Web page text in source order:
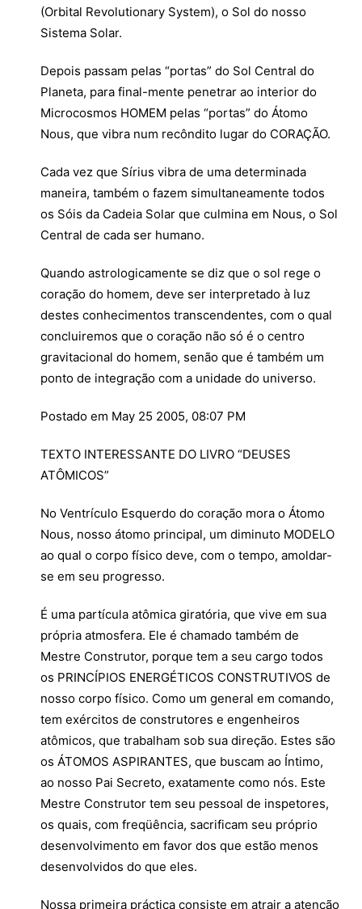
(Orbital Revolutionary System), o Sol do nosso
Sistema Solar.
Depois passam pelas “portas” do Sol Central do
Planeta, para final-mente penetrar ao interior do
Microcosmos HOMEM pelas “portas” do Átomo
Nous, que vibra num recôndito lugar do CORAÇÃO.
Cada vez que Sírius vibra de uma determinada
maneira, também o fazem simultaneamente todos
os Sóis da Cadeia Solar que culmina em Nous, o Sol
Central de cada ser humano.
Quando astrologicamente se diz que o sol rege o
coração do homem, deve ser interpretado à luz
destes conhecimentos transcendentes, com o qual
concluiremos que o coração não só é o centro
gravitacional do homem, senão que é também um
ponto de integração com a unidade do universo.
Postado em May 25 2005, 08:07 PM
TEXTO INTERESSANTE DO LIVRO “DEUSES
ATÔMICOS”
No Ventrículo Esquerdo do coração mora o Átomo
Nous, nosso átomo principal, um diminuto MODELO
ao qual o corpo físico deve, com o tempo, amoldar-
se em seu progresso.
É uma partícula atômica giratória, que vive em sua
própria atmosfera. Ele é chamado também de
Mestre Construtor, porque tem a seu cargo todos
os PRINCÍPIOS ENERGÉTICOS CONSTRUTIVOS de
nosso corpo físico. Como um general em comando,
tem exércitos de construtores e engenheiros
atômicos, que trabalham sob sua direção. Estes são
os ÁTOMOS ASPIRANTES, que buscam ao Íntimo,
ao nosso Pai Secreto, exatamente como nós. Este
Mestre Construtor tem seu pessoal de inspetores,
os quais, com freqüência, sacrificam seu próprio
desenvolvimento em favor dos que estão menos
desenvolvidos do que eles.
Nossa primeira práctica consiste em atrair a atenção